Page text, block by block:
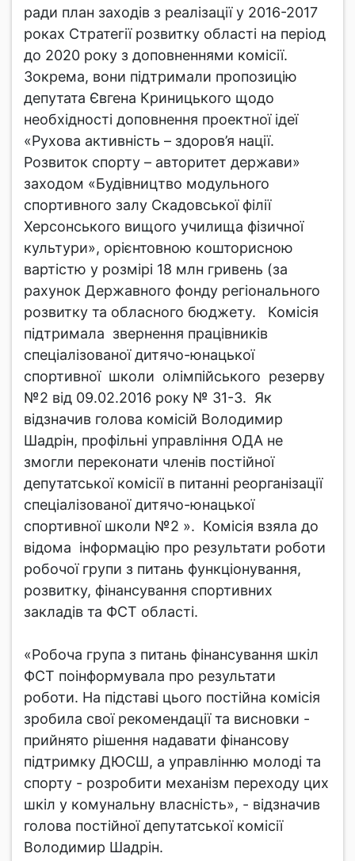
ради план заходів з реалізації у 2016-2017
роках Стратегії розвитку області на період
до 2020 року з доповненнями комісії.
Зокрема, вони підтримали пропозицію
депутата Євгена Криницького щодо
необхідності доповнення проектної ідеї
«Рухова активність – здоров’я нації.
Розвиток спорту – авторитет держави»
заходом «Будівництво модульного
спортивного залу Скадовської філії
Херсонського вищого училища фізичної
культури», орієнтовною кошторисною
вартістю у розмірі 18 млн гривень (за
рахунок Державного фонду регіонального
розвитку та обласного бюджету. Комісія
підтримала звернення працівників
спеціалізованої дитячо-юнацької
спортивної школи олімпійського резерву
№2 від 09.02.2016 року № 31-3. Як
відзначив голова комісій Володимир
Шадрін, профільні управління ОДА не
змогли переконати членів постійної
депутатської комісії в питанні реорганізації
спеціалізованої дитячо-юнацької
спортивної школи №2 ». Комісія взяла до
відома інформацію про результати роботи
робочої групи з питань функціонування,
розвитку, фінансування спортивних
закладів та ФСТ області.
«Робоча група з питань фінансування шкіл
ФСТ поінформувала про результати
роботи. На підставі цього постійна комісія
зробила свої рекомендації та висновки -
прийнято рішення надавати фінансову
підтримку ДЮСШ, а управлінню молоді та
спорту - розробити механізм переходу цих
шкіл у комунальну власність», - відзначив
голова постійної депутатської комісії
Володимир Шадрін.